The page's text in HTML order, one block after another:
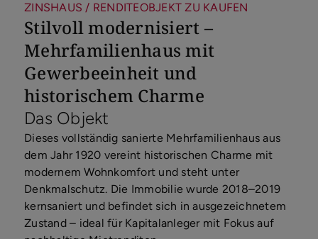
ZINSHAUS / RENDITEOBJEKT ZU KAUFEN
Stilvoll modernisiert –
Mehrfamilienhaus mit
Gewerbeeinheit und
historischem Charme
Das Objekt
Dieses vollständig sanierte Mehrfamilienhaus aus
dem Jahr 1920 vereint historischen Charme mit
modernem Wohnkomfort und steht unter
Denkmalschutz. Die Immobilie wurde 2018–2019
kernsaniert und befindet sich in ausgezeichnetem
Zustand – ideal für Kapitalanleger mit Fokus auf